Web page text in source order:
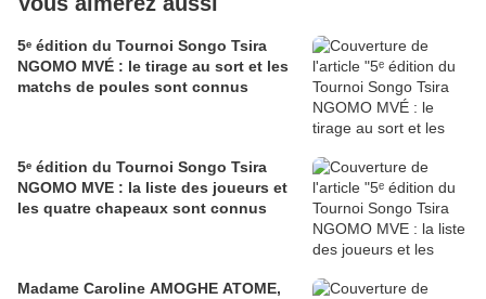
5ᵉ édition du Tournoi Songo Tsira
NGOMO MVÉ : le tirage au sort et les
matchs de poules sont connus
5ᵉ édition du Tournoi Songo Tsira
NGOMO MVE : la liste des joueurs et
les quatre chapeaux sont connus
Madame Caroline AMOGHE ATOME,